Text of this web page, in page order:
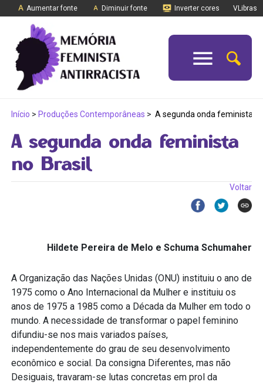
Aumentar fonte Diminuir fonte Inverter cores VLibras
Início > Produções Contemporâneas > A segunda onda feminista
A segunda onda feminista
no Brasil
Voltar
Hildete Pereira de Melo e Schuma Schumaher
A Organização das Nações Unidas (ONU) instituiu o ano de
1975 como o Ano Internacional da Mulher e instituiu os
anos de 1975 a 1985 como a Década da Mulher em todo o
mundo. A necessidade de transformar o papel feminino
difundiu-se nos mais variados países,
independentemente do grau de seu desenvolvimento
econômico e social. Da consigna Diferentes, mas não
Desiguais, travaram-se lutas concretas em prol da